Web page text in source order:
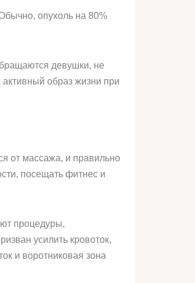
опухоль на 80%
девушки, не
образ жизни при
от массажа, и правильно
посещать фитнес и
процедуры,
усилить кровоток,
и воротниковая зона